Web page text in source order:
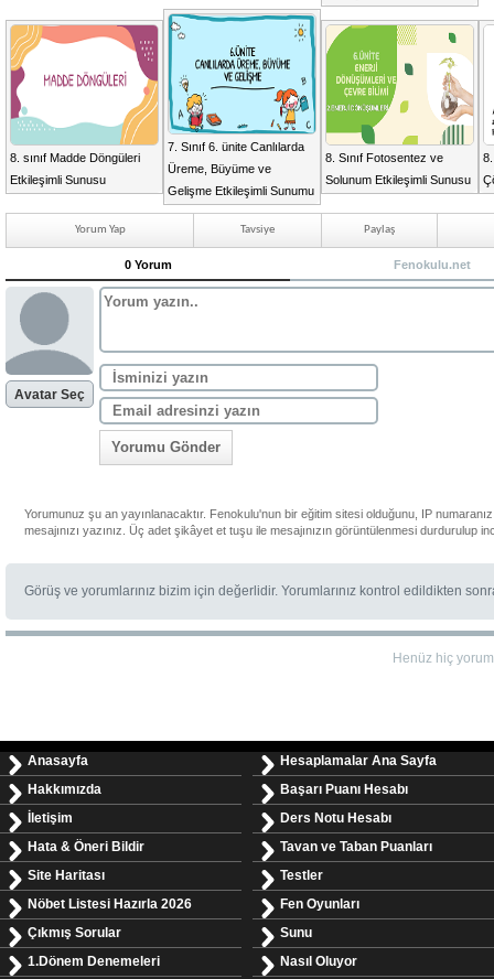
8. sınıf Madde Döngüleri
Etkileşimli Sunusu
7. Sınıf 6. ünite Canlılarda
Üreme, Büyüme ve
Gelişme Etkileşimli Sunumu
8. Sınıf Fotosentez ve
Solunum Etkileşimli Sunusu
8.
Yorum Yap Tavsiye Paylaş
0 Yorum Fenokulu.net
Avatar Seç
Yorumu Gönder
Yorumunuz şu an yayınlanacaktır. Fenokulu'nun bir eğitim sitesi olduğunu, IP
mesajınızı yazınız. Üç adet şikâyet et tuşu ile mesajınızın görüntülenmesi durdurulup
Görüş ve yorumlarınız bizim için değerlidir. Yorumlarınız kontrol edildikten
Henüz hiç yorum
Anasayfa
Hakkımızda
İletişim
Hata & Öneri Bildir
Site Haritası
Nöbet Listesi Hazırla 2026
Çıkmış Sorular
1.Dönem Denemeleri
Hesaplamalar Ana Sayfa
Başarı Puanı Hesabı
Ders Notu Hesabı
Tavan ve Taban Puanları
Testler
Fen Oyunları
Sunu
Nasıl Oluyor